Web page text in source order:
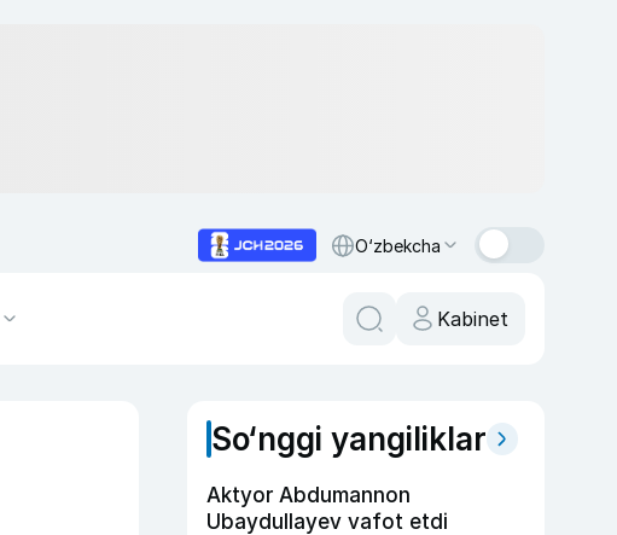
O‘zbekcha
Kabinet
So‘nggi yangiliklar
Aktyor Abdu­mannon
Ubaydullayev vafot etdi